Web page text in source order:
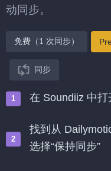
动同步。
免费（1 次同步）
同步
在 Soundiiz 中打
找到从
选择“保持同步”